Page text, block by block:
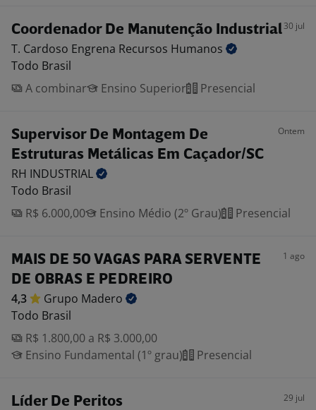
Coordenador De Manutenção Industrial30 jul
T. Cardoso Engrena Recursos Humanos
Todo Brasil
A combinar
Ensino Superior Presencial
Supervisor De Montagem De
Estruturas Metálicas Em Caçador/SC
Ontem
RH INDUSTRIAL
Todo Brasil
R$ 6.000,00
Ensino Médio (2º Grau) Presencial
MAIS DE 50 VAGAS PARA SERVENTE
DE OBRAS E PEDREIRO
1 ago
4,3 Grupo Madero
Todo Brasil
R$ 1.800,00 a R$ 3.000,00
Ensino Fundamental (1º grau)
Presencial
Líder De Peritos 29 jul